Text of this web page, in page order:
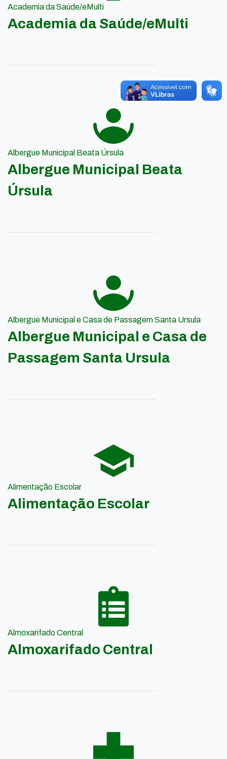
Academia da Saúde/eMulti
Academia da Saúde/eMulti
Albergue Municipal Beata Úrsula
Albergue Municipal Beata
Úrsula
Albergue Municipal e Casa de Passagem Santa Ursula
Albergue Municipal e Casa de
Passagem Santa Ursula
Alimentação Escolar
Alimentação Escolar
Almoxarifado Central
Almoxarifado Central